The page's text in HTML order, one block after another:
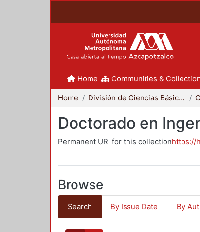
Home Communities &
Home División de Ciencias Básicas e Ingeniería
Doctorado en
Permanent URI for this collectionhttps://
Browse
Search By Issue Date By